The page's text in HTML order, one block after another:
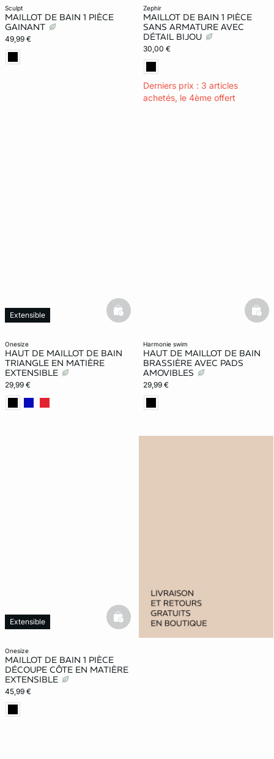
sculpt
MAILLOT DE BAIN 1 PIÈCE
GAINANT
49,99 €
zephir
MAILLOT DE BAIN 1 PIÈCE
SANS ARMATURE AVEC
DÉTAIL BIJOU
30,00 €
Derniers prix : 3 articles
achetés, le 4ème offert
onesize
HAUT DE MAILLOT DE BAIN
TRIANGLE EN MATIÈRE
EXTENSIBLE
29,99 €
Extensible basketfull
harmonie swim
HAUT DE MAILLOT DE BAIN
BRASSIÈRE AVEC PADS
AMOVIBLES
29,99 €
onesize
MAILLOT DE BAIN 1 PIÈCE
DÉCOUPE CÔTE EN MATIÈRE
EXTENSIBLE
45,99 €
Extensible basketfull